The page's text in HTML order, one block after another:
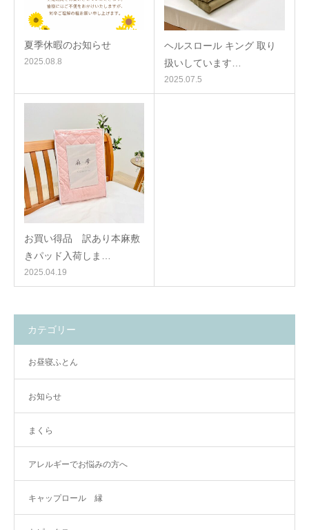
夏季休暇のお知らせ
2025.08.8
ヘルスロール キング 取り
扱いしています…
2025.07.5
お買い得品 訳あり本麻敷
きパッド入荷しま…
2025.04.19
カテゴリー
お昼寝ふとん
お知らせ
まくら
アレルギーでお悩みの方へ
キャップロール 縁